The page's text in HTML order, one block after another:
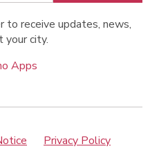
receive updates, news,
your city.
Apps
Privacy Policy